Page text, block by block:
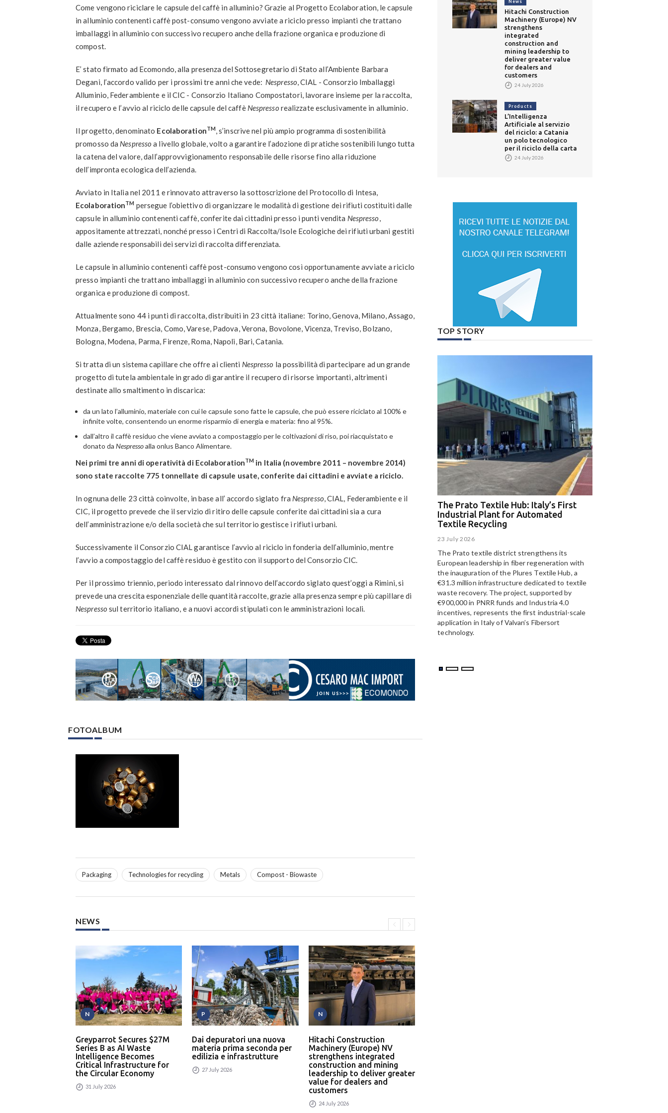
Come vengono riciclare le capsule del caffè in alluminio? Grazie al Progetto Ecolaboration, le capsule
in alluminio contenenti caffè post-consumo vengono avviate a riciclo presso impianti che trattano
imballaggi in alluminio con successivo recupero anche della frazione organica e produzione di
compost.
E’ stato firmato ad Ecomondo, alla presenza del Sottosegretario di Stato all’Ambiente Barbara
Degani, l’accordo valido per i prossimi tre anni che vede: Nespresso, CIAL - Consorzio Imballaggi
Alluminio, Federambiente e il CIC - Consorzio Italiano Compostatori, lavorare insieme per la raccolta,
il recupero e l’avvio al riciclo delle capsule del caffè Nespresso realizzate esclusivamente in alluminio.
Il progetto, denominato EcolaborationTM, s’inscrive nel più ampio programma di sostenibilità
promosso da Nespresso a livello globale, volto a garantire l’adozione di pratiche sostenibili lungo tutta
la catena del valore, dall’approvvigionamento responsabile delle risorse fino alla riduzione
dell’impronta ecologica dell’azienda.
Avviato in Italia nel 2011 e rinnovato attraverso la sottoscrizione del Protocollo di Intesa,
EcolaborationTM persegue l’obiettivo di organizzare le modalità di gestione dei rifiuti costituiti dalle
capsule in alluminio contenenti caffè, conferite dai cittadini presso i punti vendita Nespresso,
appositamente attrezzati, nonché presso i Centri di Raccolta/Isole Ecologiche dei rifiuti urbani gestiti
dalle aziende responsabili dei servizi di raccolta differenziata.
Le capsule in alluminio contenenti caffè post-consumo vengono così opportunamente avviate a riciclo
presso impianti che trattano imballaggi in alluminio con successivo recupero anche della frazione
organica e produzione di compost.
Attualmente sono 44 i punti di raccolta, distribuiti in 23 città italiane: Torino, Genova, Milano, Assago,
Monza, Bergamo, Brescia, Como, Varese, Padova, Verona, Bovolone, Vicenza, Treviso, Bolzano,
Bologna, Modena, Parma, Firenze, Roma, Napoli, Bari, Catania.
Si tratta di un sistema capillare che offre ai clienti Nespresso la possibilità di partecipare ad un grande
progetto di tutela ambientale in grado di garantire il recupero di risorse importanti, altrimenti
destinate allo smaltimento in discarica:
da un lato l’alluminio, materiale con cui le capsule sono fatte le capsule, che può essere riciclato al 100% e
infinite volte, consentendo un enorme risparmio di energia e materia: fino al 95%.
dall’altro il caffè residuo che viene avviato a compostaggio per le coltivazioni di riso, poi riacquistato e
donato da Nespressoalla onlus Banco Alimentare.
Nei primi tre anni di operatività di EcolaborationTM in Italia (novembre 2011 – novembre 2014)
sono state raccolte 775 tonnellate di capsule usate, conferite dai cittadini e avviate a riciclo.
In ognuna delle 23 città coinvolte, in base all’ accordo siglato fra Nespresso, CIAL, Federambiente e il
CIC, il progetto prevede che il servizio di ritiro delle capsule conferite dai cittadini sia a cura
dell’amministrazione e/o della società che sul territorio gestisce i rifiuti urbani.
Successivamente il Consorzio CIAL garantisce l’avvio al riciclo in fonderia dell’alluminio, mentre
l’avvio a compostaggio del caffè residuo è gestito con il supporto del Consorzio CIC.
Per il prossimo triennio, periodo interessato dal rinnovo dell’accordo siglato quest’oggi a Rimini, si
prevede una crescita esponenziale delle quantità raccolte, grazie alla presenza sempre più capillare di
Nespresso sul territorio italiano, e a nuovi accordi stipulati con le amministrazioni locali.
FOTOALBUM
Packaging Technologies for recycling Metals Compost - Biowaste
NEWS
N
Greyparrot Secures $27M
Series B as AI Waste
Intelligence Becomes
Critical Infrastructure for
the Circular Economy
31 July 2026
P
Dai depuratori una nuova
materia prima seconda per
edilizia e infrastrutture
27 July 2026
N
Hitachi Construction
Machinery (Europe) NV
strengthens integrated
construction and mining
leadership to deliver greater
value for dealers and
customers
24 July 2026
News
Hitachi Construction
Machinery (Europe) NV
strengthens
integrated
construction and
mining leadership to
deliver greater value
for dealers and
customers
24 July 2026
Products
L’Intelligenza
Artificiale al servizio
del riciclo: a Catania
un polo tecnologico
per il riciclo della carta
24 July 2026
TOP STORY
The Prato Textile Hub: Italy’s First
Industrial Plant for Automated
Textile Recycling
23 July 2026
The Prato textile district strengthens its
European leadership in fiber regeneration with
the inauguration of the Plures Textile Hub, a
€31.3 million infrastructure dedicated to textile
waste recovery. The project, supported by
€900,000 in PNRR funds and Industria 4.0
incentives, represents the first industrial-scale
application in Italy of Valvan’s Fibersort
technology.